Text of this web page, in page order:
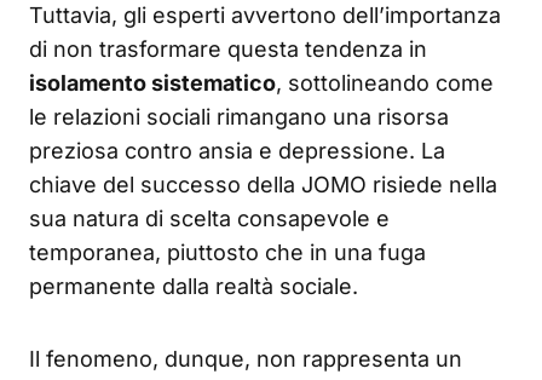
Tuttavia, gli esperti avvertono dell’importanza
di non trasformare questa tendenza in
isolamento sistematico, sottolineando come
le relazioni sociali rimangano una risorsa
preziosa contro ansia e depressione. La
chiave del successo della JOMO risiede nella
sua natura di scelta consapevole e
temporanea, piuttosto che in una fuga
permanente dalla realtà sociale.
Il fenomeno, dunque, non rappresenta un